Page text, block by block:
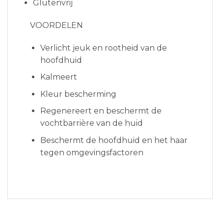
Glutenvrij
VOORDELEN
Verlicht jeuk en rootheid van de
hoofdhuid
Kalmeert
Kleur bescherming
Regenereert en beschermt de
vochtbarrière van de huid
Beschermt de hoofdhuid en het haar
tegen omgevingsfactoren